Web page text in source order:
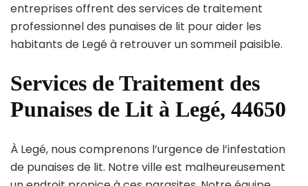
entreprises offrent des services de traitement
professionnel des punaises de lit pour aider les
habitants de Legé à retrouver un sommeil paisible.
Services de Traitement des
Punaises de Lit à Legé, 44650
À Legé, nous comprenons l’urgence de l’infestation
de punaises de lit. Notre ville est malheureusement